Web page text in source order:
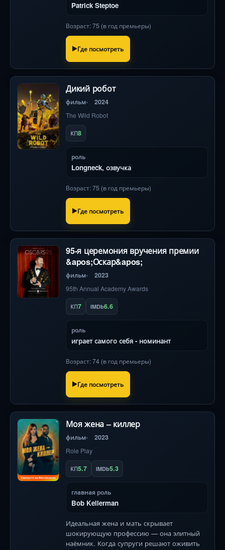
Patrick Steptoe
Возраст: 75 (в год премьеры)
Где посмотреть
Дикий робот
фильм 2024
The Wild Robot
КП8
роль
Longneck, озвучка
Возраст: 75 (в год премьеры)
Где посмотреть
95-я церемония вручения премии
&apos;Оскар&apos;
фильм 2023
95th Annual Academy Awards
КП7 IMDb6.6
роль
играет самого себя - номинант
Возраст: 74 (в год премьеры)
Где посмотреть
Моя жена – киллер
фильм 2023
Role Play
КП5.7 IMDb5.3
главная роль
Bob Kellerman
Идеальная жена и мать скрывает
шокирующую профессию — она элитный
наёмник. Когда супруги решают оживить